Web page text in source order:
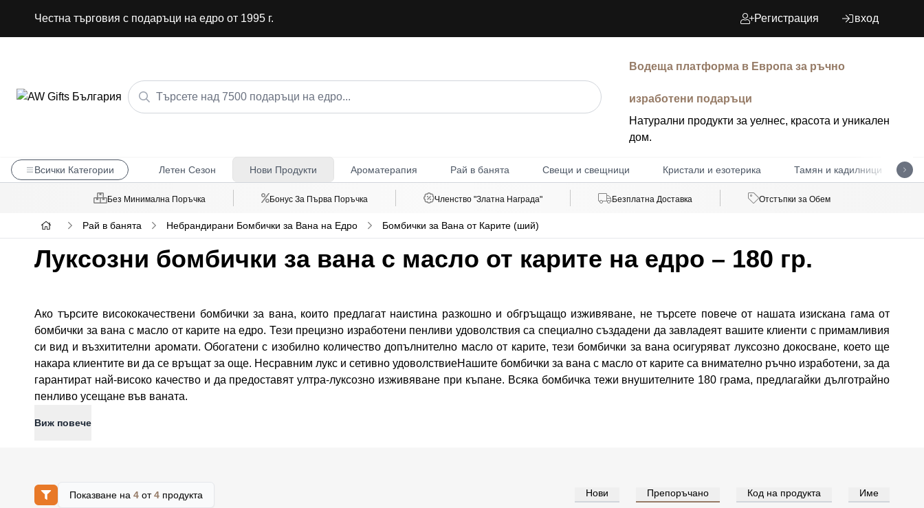
Честна търговия с подаръци на едро от 1995 г. Регистрация вход
Водеща платформа в Европа за ръчно
изработени подаръци
Натурални продукти за уелнес, красота и уникален
дом.
Всички Категории Летен Сезон Нови Продукти Ароматерапия Рай в банята Свещи и свещници Кристали и езотерика Тамян и кадилници
Без Минимална Поръчка Бонус За Първа Поръчка Членство "Златна Награда" Безплатна Доставка Отстъпки за Обем
Рай в банята Небрандирани Бомбички за Вана на Едро Бомбички за Вана от Карите (ший)
Луксозни бомбички за вана с масло от карите на едро – 180 гр.
Ако търсите висококачествени бомбички за вана, които предлагат наистина разкошно и обгръщащо изживяване, не търсете повече от нашата изискана гама от
бомбички за вана с масло от карите на едро. Тези прецизно изработени пенливи удоволствия са специално създадени да завладеят вашите клиенти с примамливия
си вид и възхитителни аромати. Обогатени с изобилно количество допълнително масло от карите, тези бомбички за вана осигуряват луксозно докосване, което ще
накара клиентите ви да се връщат за още. Несравним лукс и сетивно удоволствиеНашите бомбички за вана с масло от карите са внимателно ръчно изработени, за да
гарантират най-високо качество и да предоставят ултра-луксозно изживяване при къпане. Всяка бомбичка тежи внушителните 180 грама, предлагайки дълготрайно
пенливо усещане във ваната.
Виж повече
Показване на 4от4продукта Нови Препоръчано Код на продукта Име
Влезте за цени на едро Влезте за цени на едро